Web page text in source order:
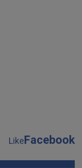
LikeFacebook